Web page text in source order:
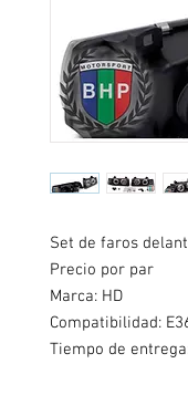
Set de faros
Precio por par
Marca: HD
Compatibilidad:
Tiempo de